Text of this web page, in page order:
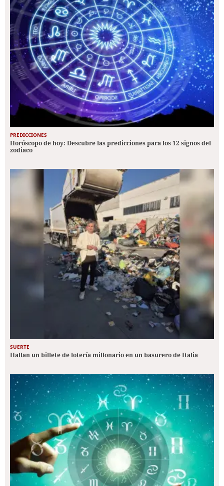
PREDICCIONES
Horóscopo de hoy: Descubre las predicciones para los 12 signos del
zodiaco
SUERTE
Hallan un billete de lotería millonario en un basurero de Italia